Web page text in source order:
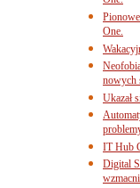
One.
nowych
Ukazał
IT Hub
Digital